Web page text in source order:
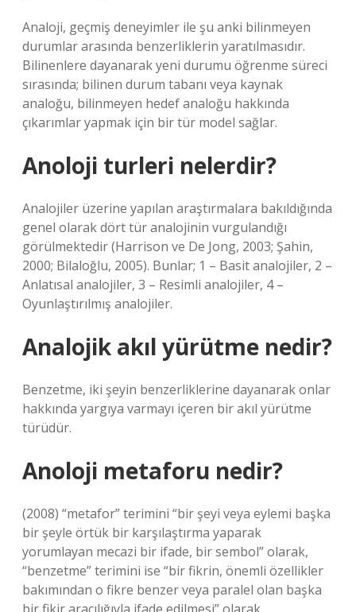
Analoji, geçmiş deneyimler ile şu anki bilinmeyen
durumlar arasında benzerliklerin yaratılmasıdır.
Bilinenlere dayanarak yeni durumu öğrenme süreci
sırasında; bilinen durum tabanı veya kaynak
analoğu, bilinmeyen hedef analoğu hakkında
çıkarımlar yapmak için bir tür model sağlar.
Anoloji turleri nelerdir?
Analojiler üzerine yapılan araştırmalara bakıldığında
genel olarak dört tür analojinin vurgulandığı
görülmektedir (Harrison ve De Jong, 2003; Şahin,
2000; Bilaloğlu, 2005). Bunlar; 1 – Basit analojiler, 2 –
Anlatısal analojiler, 3 – Resimli analojiler, 4 –
Oyunlaştırılmış analojiler.
Analojik akıl yürütme nedir?
Benzetme, iki şeyin benzerliklerine dayanarak onlar
hakkında yargıya varmayı içeren bir akıl yürütme
türüdür.
Anoloji metaforu nedir?
(2008) “metafor” terimini “bir şeyi veya eylemi başka
bir şeyle örtük bir karşılaştırma yaparak
yorumlayan mecazi bir ifade, bir sembol” olarak,
“benzetme” terimini ise “bir fikrin, önemli özellikler
bakımından o fikre benzer veya paralel olan başka